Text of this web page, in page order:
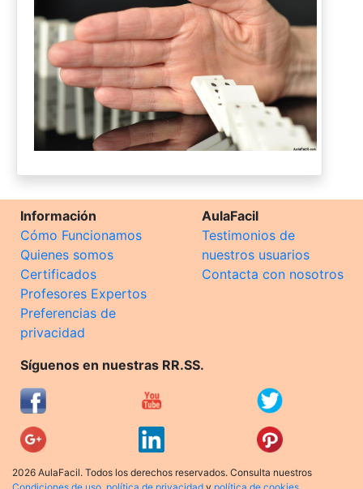
Información
Cómo Funcionamos
Quienes somos
Certificados
Profesores Expertos
Preferencias de
privacidad
AulaFacil
Testimonios de
nuestros usuarios
Contacta con nosotros
Síguenos en nuestras RR.SS.
2026 AulaFacil. Todos los derechos reservados. Consulta nuestros